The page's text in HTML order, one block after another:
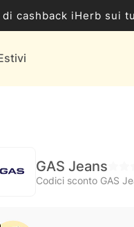
cashback iHerb sui
GAS Jeans
Codici sconto GAS